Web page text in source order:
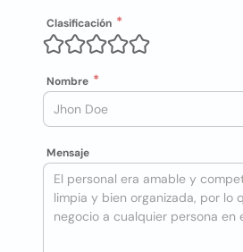
Clasificación
Nombre
Mensaje